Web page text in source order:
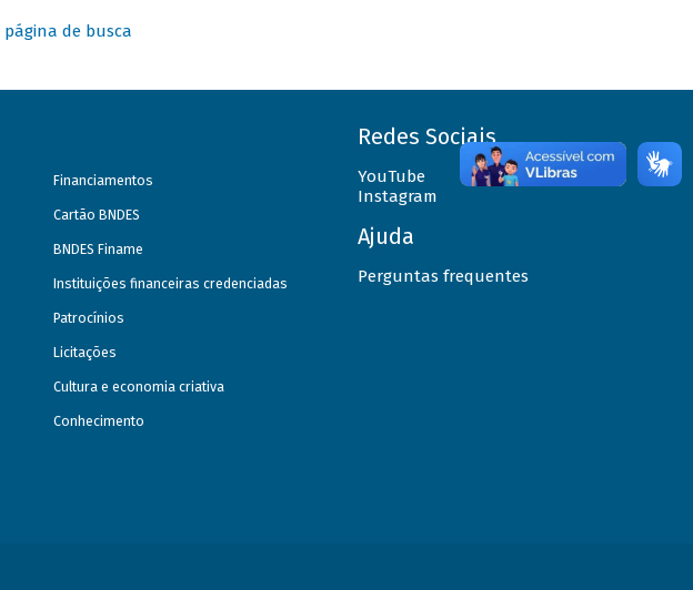
página de busca
Financiamentos
Cartão BNDES
BNDES Finame
Instituições financeiras credenciadas
Patrocínios
Licitações
Cultura e economia criativa
Conhecimento
Redes Sociais
YouTube
Instagram
Ajuda
Perguntas frequentes